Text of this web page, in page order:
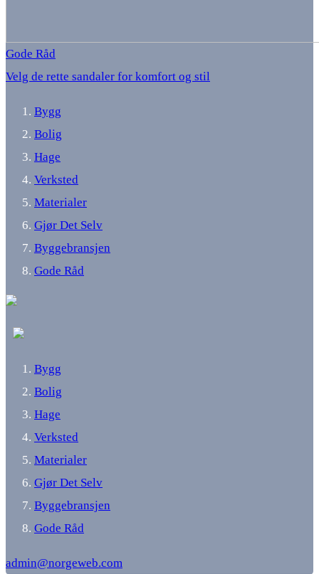
Gode Råd
Velg de rette sandaler for komfort og stil
Bygg
Bolig
Hage
Verksted
Materialer
Gjør Det Selv
Byggebransjen
Gode Råd
Bygg
Bolig
Hage
Verksted
Materialer
Gjør Det Selv
Byggebransjen
Gode Råd
admin@norgeweb.com